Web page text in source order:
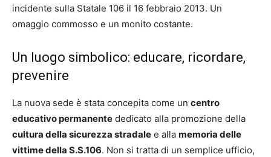
incidente sulla Statale 106 il 16 febbraio 2013. Un
omaggio commosso e un monito costante.
Un luogo simbolico: educare, ricordare,
prevenire
La nuova sede è stata concepita come un centro
educativo permanente dedicato alla promozione della
cultura della sicurezza stradale e alla memoria delle
vittime della S.S.106. Non si tratta di un semplice ufficio,